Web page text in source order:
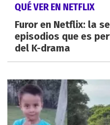
QUÉ VER EN NETFLIX
Furor en Netflix: la
episodios que es
del K-drama